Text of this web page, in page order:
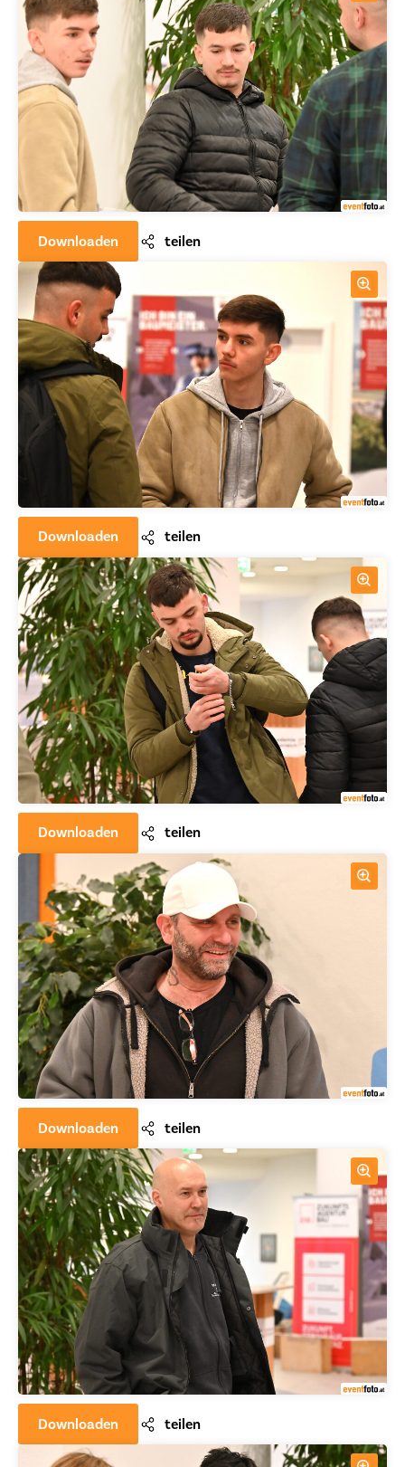
Downloaden teilen
Downloaden teilen
Downloaden teilen
Downloaden teilen
Downloaden teilen